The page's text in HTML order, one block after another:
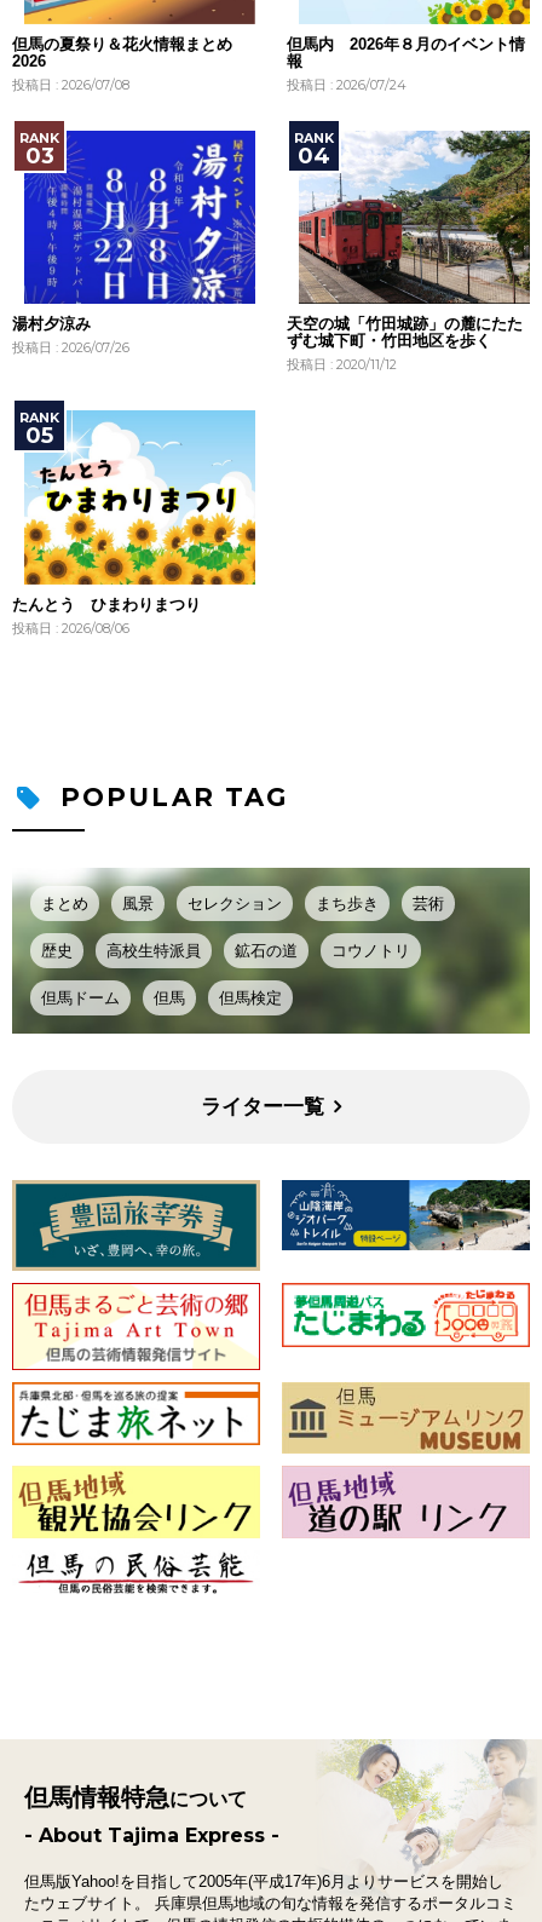
但馬の夏祭り＆花火情報まとめ
2026
投稿日 : 2026/07/08
但馬内 2026年８月のイベント情
報
投稿日 : 2026/07/24
湯村夕涼み
投稿日 : 2026/07/26
天空の城「竹田城跡」の麓にたた
ずむ城下町・竹田地区を歩く
投稿日 : 2020/11/12
たんとう ひまわりまつり
投稿日 : 2026/08/06
POPULAR TAG
まとめ 風景 セレクション まち歩き 芸術
歴史 高校生特派員 鉱石の道 コウノトリ
但馬ドーム 但馬 但馬検定
ライター一覧
但馬情報特急について
- About Tajima Express -
但馬版Yahoo!を目指して2005年(平成17年)6月よりサービスを開始し
たウェブサイト。
兵庫県但馬地域の旬な情報を発信するポータルコミ